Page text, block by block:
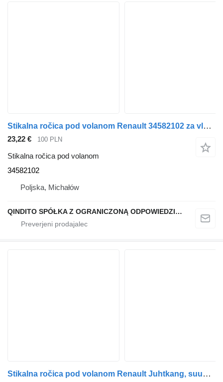
Stikalna ročica pod volanom Renault 34582102 za vlačilec Renault MAGNUM
23,22 € 100 PLN
Stikalna ročica pod volanom
34582102
Poljska, Michałów
QINDITO SPÓŁKA Z OGRANICZONĄ ODPOWIEDZIALNOŚCIĄ
Stikalna ročica pod volanom Renault Juhtkang, suunatuled 5010650017 za vlačilec Renault Midlum